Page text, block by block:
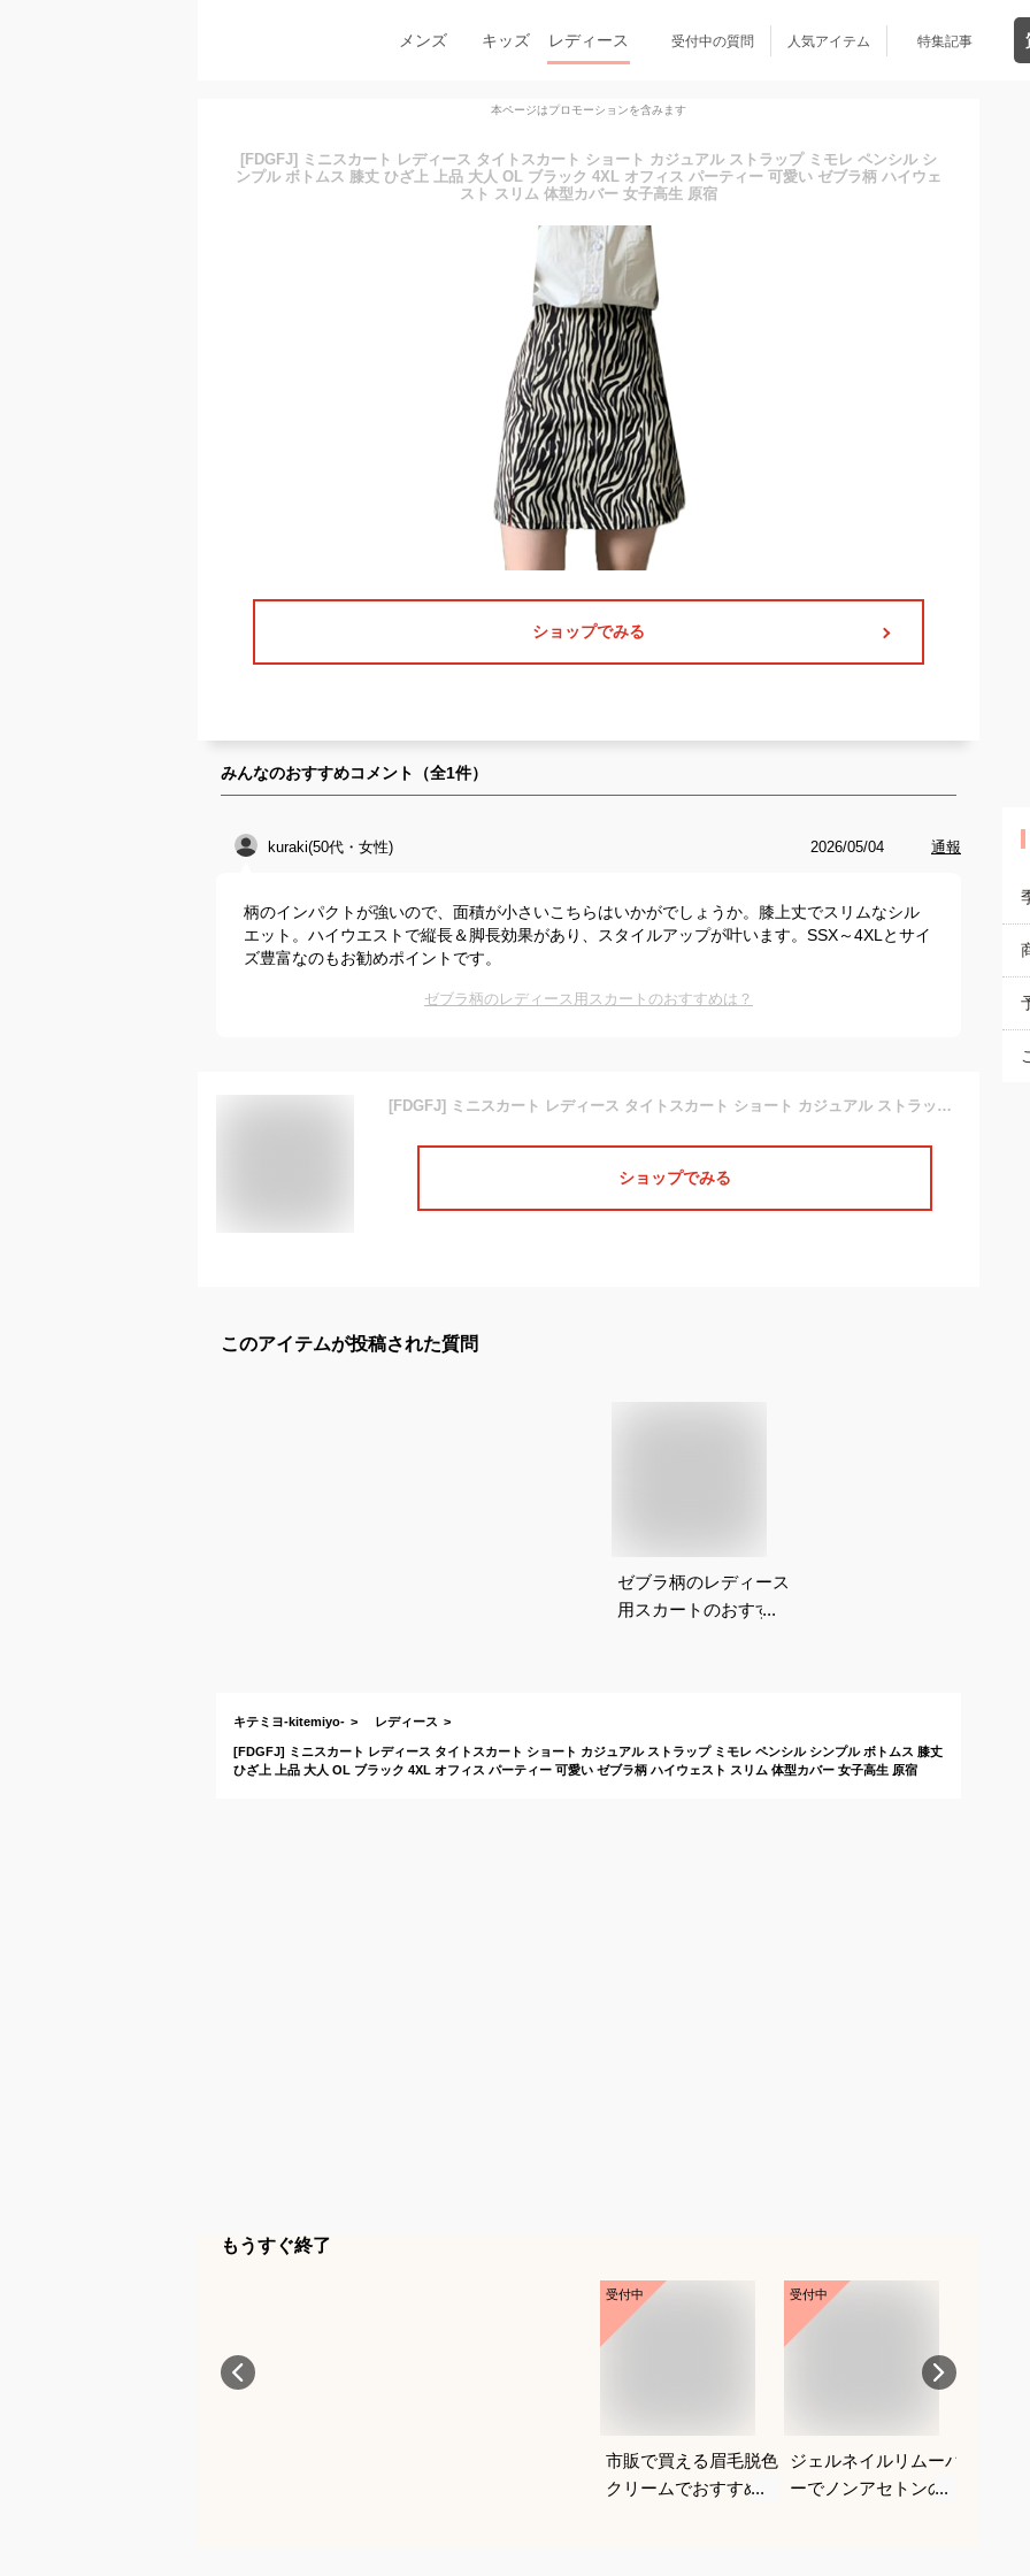
メンズ キッズ レディース 受付中の質問 人気アイテム 特集記事
本ページはプロモーションを含みます
[FDGFJ] ミニスカート レディース タイトスカート ショート カジュアル ストラップ ミモレ ペンシル シ
ンプル ボトムス 膝丈 ひざ上 上品 大人 OL ブラック 4XL オフィス パーティー 可愛い ゼブラ柄 ハイウェ
スト スリム 体型カバー 女子高生 原宿
ショップでみる
みんなのおすすめコメント（全1件）
kuraki(50代・女性) 2026/05/04 通報
柄のインパクトが強いので、面積が小さいこちらはいかがでしょうか。膝上丈でスリムなシル
エット。ハイウエストで縦長＆脚長効果があり、スタイルアップが叶います。SSX～4XLとサイ
ズ豊富なのもお勧めポイントです。
ゼブラ柄のレディース用スカートのおすすめは？
[FDGFJ] ミニスカート レディース タイトスカート ショート カジュアル ストラップ ミモレ ペンシル シンプル ボトムス 膝丈 ひざ上 上品 大人 OL ブラック 4XL オフィス パーティー 可愛い ゼブラ柄 ハイウェスト スリム 体型カバー 女子高生 原宿
ショップでみる
このアイテムが投稿された質問
ゼブラ柄のレディース
用スカートのおすすめ
キテミヨ-kitemiyo- レディース
[FDGFJ] ミニスカート レディース タイトスカート ショート カジュアル ストラップ ミモレ ペンシル シンプル ボトムス 膝丈
ひざ上 上品 大人 OL ブラック 4XL オフィス パーティー 可愛い ゼブラ柄 ハイウェスト スリム 体型カバー 女子高生 原宿
もうすぐ終了
受付中
市販で買える眉毛脱色
クリームでおすすめ
受付中
ジェルネイルリムーバ
ーでノンアセトンのお